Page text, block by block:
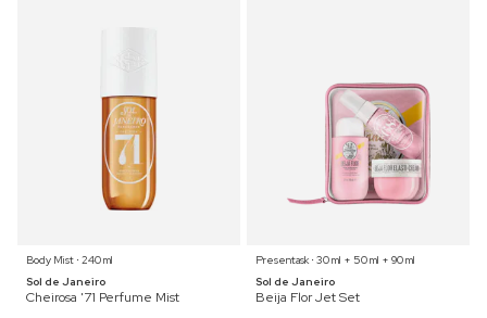
Body Mist ⋅ 240 ml
Sol de Janeiro
Cheirosa '71 Perfume Mist
Presentask ⋅ 30 ml + 50 ml + 90 ml
Sol de Janeiro
Beija Flor Jet Set